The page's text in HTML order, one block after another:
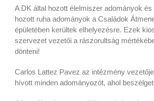
A DK által hozott élelmiszer adományok és
hozott ruha adományok a Családok
épületében kerültek elhelyezésre. Ezek
szervezet vezetői a rászorultság
dönteni!
Carlos Lattez Pavez az intézmény
hívott minden adományozót, ahol